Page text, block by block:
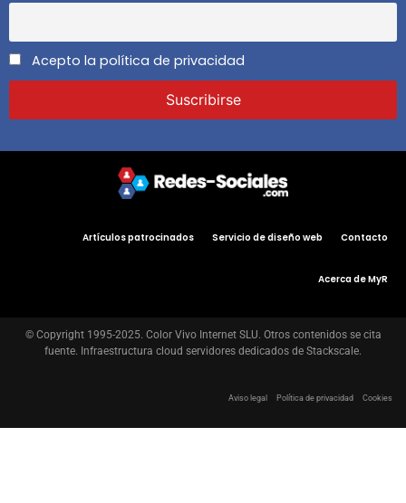
Acepto la política de privacidad
Artículos patrocinados Servicio de diseño web Contacto
Acerca de MyR
© Copyright 1995-2025. Color Vivo Internet SLU. Otros contenidos se cita
fuente. Infraestructura cloud servidores dedicados de Stackscale.
Aviso legal Política de privacidad Cookies